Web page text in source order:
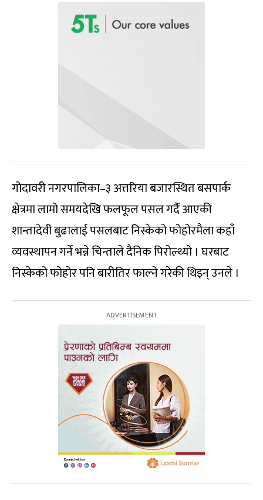
गोदावरी नगरपालिका–३ अत्तरिया बजारस्थित बसपार्क
क्षेत्रमा लामो समयदेखि फलफूल पसल गर्दै आएकी
शान्तादेवी बुढालाई पसलबाट निस्केको फोहोरमैला कहाँ
व्यवस्थापन गर्ने भन्ने चिन्ताले दैनिक पिरोल्थ्यो । घरबाट
निस्केको फोहोर पनि बारीतिर फाल्ने गरेकी थिइन् उनले ।